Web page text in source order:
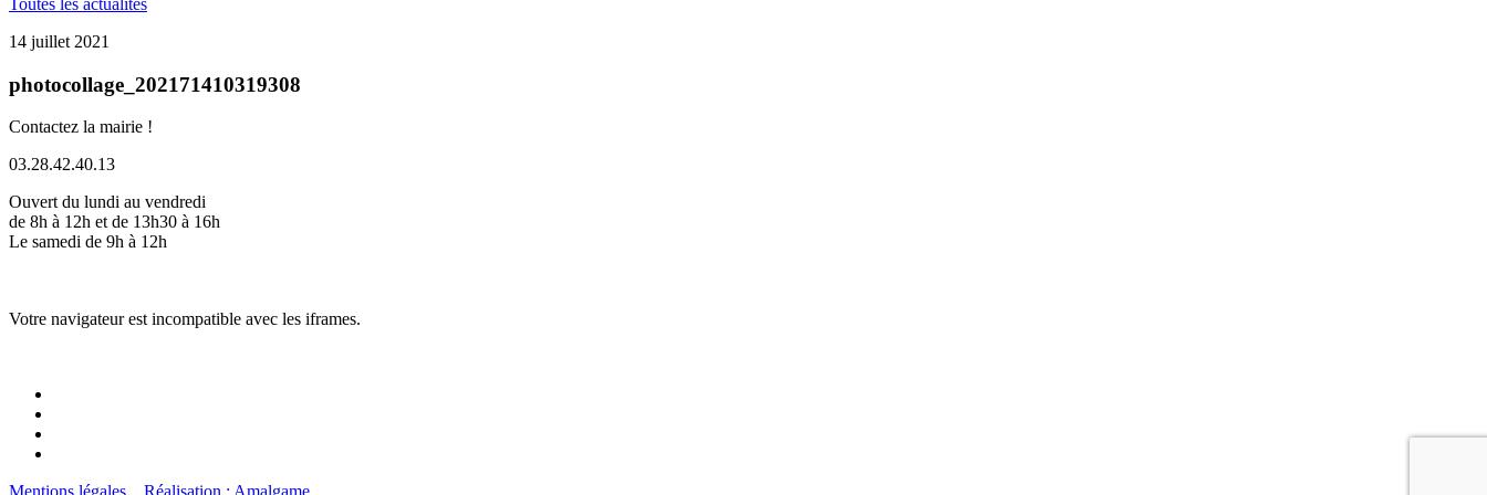
Toutes les actualités
14 juillet 2021
photocollage_202171410319308
Contactez la mairie !
03.28.42.40.13
Ouvert du lundi au vendredi
de 8h à 12h et de 13h30 à 16h
Le samedi de 9h à 12h
Votre navigateur est incompatible avec les iframes.